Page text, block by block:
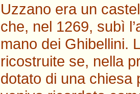
Uzzano era un
che, nel 1269, subì
mano dei Ghibellini.
ricostruite se, nella
dotato di una chiesa